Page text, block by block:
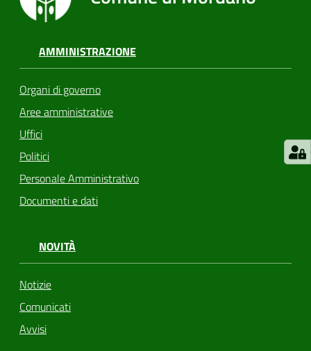
AMMINISTRAZIONE
Organi di governo
Aree amministrative
Uffici
Politici
Personale Amministrativo
Documenti e dati
NOVITÀ
Notizie
Comunicati
Avvisi